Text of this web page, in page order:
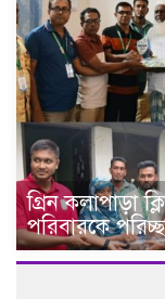
গ্রিন কলাপাড়া
পরিবারকে